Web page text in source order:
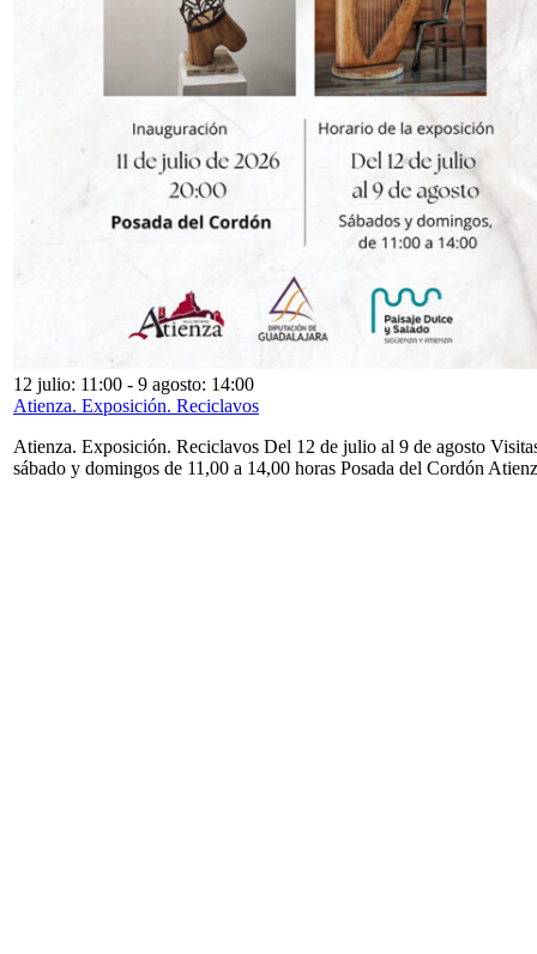
12 julio: 11:00 - 9 agosto: 14:00
Atienza. Exposición. Reciclavos
Atienza. Exposición. Reciclavos Del 12 de julio al 9 de agosto
sábado y domingos de 11,00 a 14,00 horas Posada del Cordón